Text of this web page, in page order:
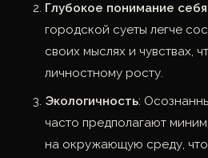
Глубокое понимание себя
городской суеты легче
своих мыслях и чувствах,
личностному росту.
Экологичность:
часто предполагают
на окружающую среду,